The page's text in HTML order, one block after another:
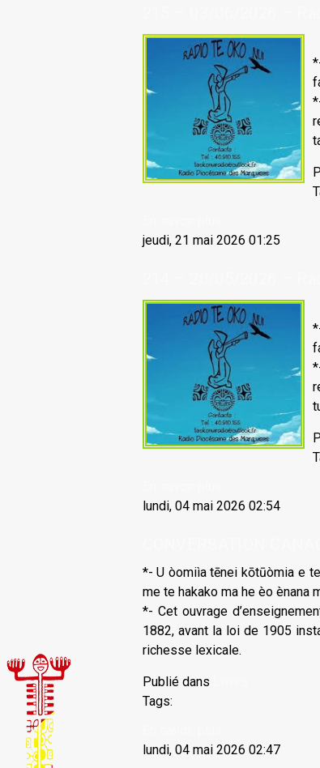
jeudi, 21 mai 2026 01:25
lundi, 04 mai 2026 02:54
*- U òomiìa tēnei kōtūòmia e
me te hakako ma he èo ènana
*- Cet ouvrage
1882, avant la loi de 1905
richesse lexicale.
Publié dans
Tags:
lundi, 04 mai 2026 02:47